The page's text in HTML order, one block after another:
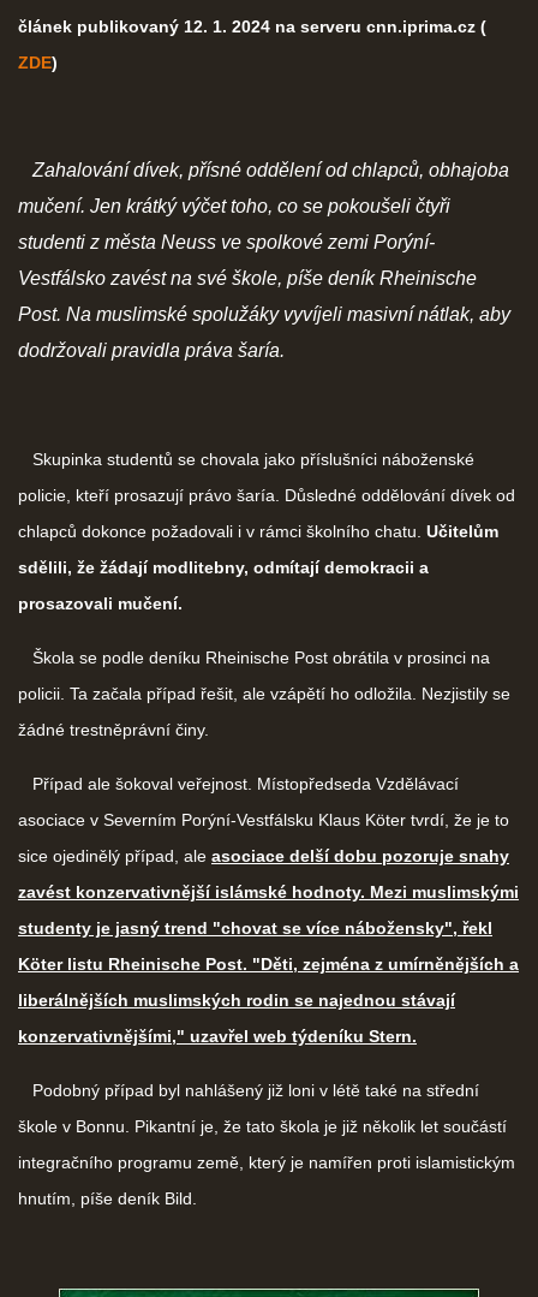
článek publikovaný 12. 1. 2024 na serveru cnn.iprima.cz (
ZDE)
Zahalování dívek, přísné oddělení od chlapců, obhajoba
mučení. Jen krátký výčet toho, co se pokoušeli čtyři
studenti z města Neuss ve spolkové zemi Porýní-
Vestfálsko zavést na své škole, píše deník Rheinische
Post. Na muslimské spolužáky vyvíjeli masivní nátlak, aby
dodržovali pravidla práva šaría.
Skupinka studentů se chovala jako příslušníci náboženské
policie, kteří prosazují právo šaría. Důsledné oddělování dívek od
chlapců dokonce požadovali i v rámci školního chatu. Učitelům
sdělili, že žádají modlitebny, odmítají demokracii a
prosazovali mučení.
Škola se podle deníku Rheinische Post obrátila v prosinci na
policii. Ta začala případ řešit, ale vzápětí ho odložila. Nezjistily se
žádné trestněprávní činy.
Případ ale šokoval veřejnost. Místopředseda Vzdělávací
asociace v Severním Porýní-Vestfálsku Klaus Köter tvrdí, že je to
sice ojedinělý případ, ale asociace delší dobu pozoruje snahy
zavést konzervativnější islámské hodnoty. Mezi muslimskými
studenty je jasný trend "chovat se více nábožensky", řekl
Köter listu Rheinische Post. "Děti, zejména z umírněnějších a
liberálnějších muslimských rodin se najednou stávají
konzervativnějšími," uzavřel web týdeníku Stern.
Podobný případ byl nahlášený již loni v létě také na střední
škole v Bonnu. Pikantní je, že tato škola je již několik let součástí
integračního programu země, který je namířen proti islamistickým
hnutím, píše deník Bild.